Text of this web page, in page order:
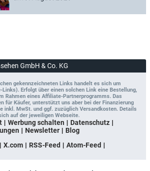
GmbH & Co. KG
gekennzeichneten Links handelt es sich um
Erfolgt über einen solchen Link eine Bestellung,
Rahmen eines Affiliate-Partnerprogramms. Das
für Käufer, unterstützt uns aber bei der Finanzierung
inkl. MwSt. und ggf. zuzüglich Versandkosten. Details
auf der jeweiligen Webseite.
Werbung schalten
Datenschutz
Newsletter
Blog
X.com RSS-Feed
Atom-Feed